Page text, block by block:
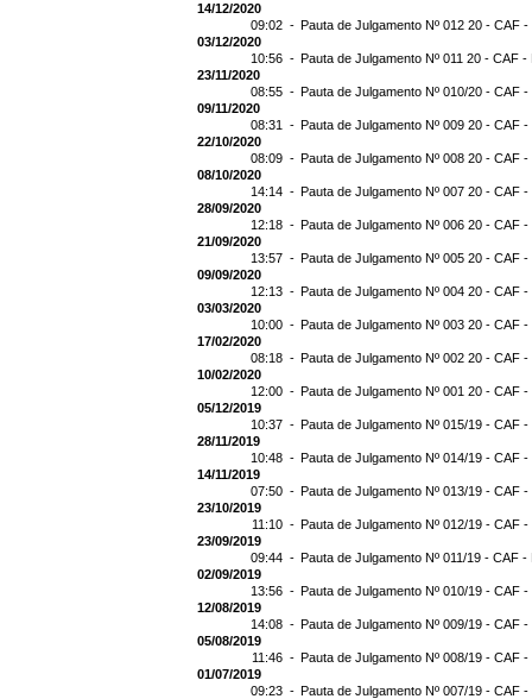
14/12/2020
09:02 - Pauta de Julgamento Nº 012 20 - CAF
03/12/2020
10:56 - Pauta de Julgamento Nº 011 20 - CAF -
23/11/2020
08:55 - Pauta de Julgamento Nº 010/20 - CAF -
09/11/2020
08:31 - Pauta de Julgamento Nº 009 20 - CAF -
22/10/2020
08:09 - Pauta de Julgamento Nº 008 20 - CAF
08/10/2020
14:14 - Pauta de Julgamento Nº 007 20 - CAF
28/09/2020
12:18 - Pauta de Julgamento Nº 006 20 - CAF
21/09/2020
13:57 - Pauta de Julgamento Nº 005 20 - CAF
09/09/2020
12:13 - Pauta de Julgamento Nº 004 20 - CAF
03/03/2020
10:00 - Pauta de Julgamento Nº 003 20 - CAF
17/02/2020
08:18 - Pauta de Julgamento Nº 002 20 - CAF
10/02/2020
12:00 - Pauta de Julgamento Nº 001 20 - CAF
05/12/2019
10:37 - Pauta de Julgamento Nº 015/19 - CAF -
28/11/2019
10:48 - Pauta de Julgamento Nº 014/19 - CAF
14/11/2019
07:50 - Pauta de Julgamento Nº 013/19 - CAF -
23/10/2019
11:10 - Pauta de Julgamento Nº 012/19 - CAF
23/09/2019
09:44 - Pauta de Julgamento Nº 011/19 - CAF -
02/09/2019
13:56 - Pauta de Julgamento Nº 010/19 - CAF
12/08/2019
14:08 - Pauta de Julgamento Nº 009/19 - CAF
05/08/2019
11:46 - Pauta de Julgamento Nº 008/19 - CAF
01/07/2019
09:23 - Pauta de Julgamento Nº 007/19 - CAF